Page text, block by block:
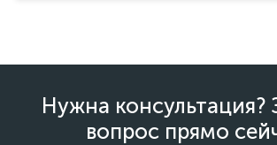
Нужна консультация?
вопрос прямо